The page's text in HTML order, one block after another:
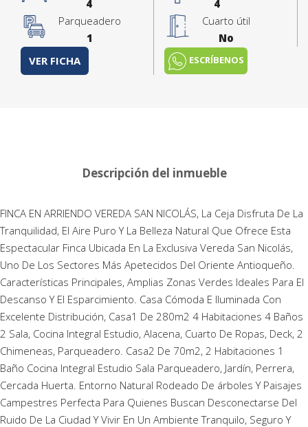
4
4
Parqueadero
1
Cuarto útil
No
VER FICHA
ESCRÍBENOS
Descripción del inmueble
FINCA EN ARRIENDO VEREDA SAN NICOLÁS, La Ceja Disfruta De La
Tranquilidad, El Aire Puro Y La Belleza Natural Que Ofrece Esta
Espectacular Finca Ubicada En La Exclusiva Vereda San Nicolás,
Uno De Los Sectores Más Apetecidos Del Oriente Antioqueño.
Características Principales, Amplias Zonas Verdes Ideales Para El
Descanso Y El Esparcimiento. Casa Cómoda E Iluminada Con
Excelente Distribución, Casa1 De 280m2 4 Habitaciones 4 Baños
2 Sala, Cocina Integral Estudio, Alacena, Cuarto De Ropas, Deck, 2
Chimeneas, Parqueadero. Casa2 De 70m2, 2 Habitaciones 1
Baño Cocina Integral Estudio Sala Parqueadero, Jardín, Perrera,
Cercada Huerta. Entorno Natural Rodeado De árboles Y Paisajes
Campestres Perfecta Para Quienes Buscan Desconectarse Del
Ruido De La Ciudad Y Vivir En Un Ambiente Tranquilo, Seguro Y